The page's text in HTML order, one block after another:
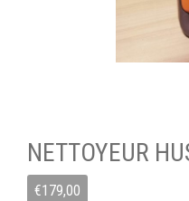
NETTOYEUR
€179,00